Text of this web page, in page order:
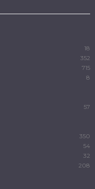
18
352
715
8
57
350
54
32
208